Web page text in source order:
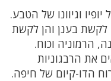
וגיוונו של הטבע.
לקשת בענן והן לקשת
הרמוניה וכוח.
את הרבגוניות
הדו-קיום של חיפה.